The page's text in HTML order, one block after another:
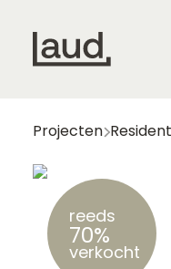
Projecten
reeds
70%
verkocht